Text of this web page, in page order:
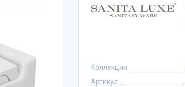
Коллекция
Артикул